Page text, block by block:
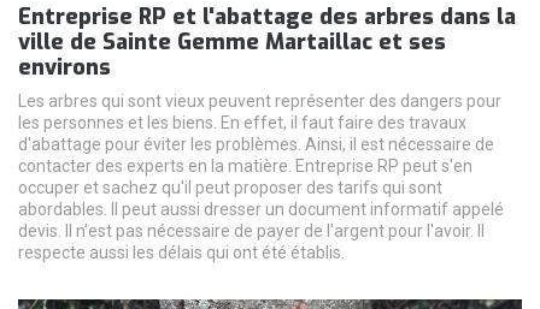
Entreprise RP et l'abattage des arbres dans la
ville de Sainte Gemme Martaillac et ses
environs
Les arbres qui sont vieux peuvent représenter des dangers pour
les personnes et les biens. En effet, il faut faire des travaux
d'abattage pour éviter les problèmes. Ainsi, il est nécessaire de
contacter des experts en la matière. Entreprise RP peut s'en
occuper et sachez qu'il peut proposer des tarifs qui sont
abordables. Il peut aussi dresser un document informatif appelé
devis. Il n'est pas nécessaire de payer de l'argent pour l'avoir. Il
respecte aussi les délais qui ont été établis.